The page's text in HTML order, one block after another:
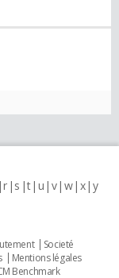
r s t u v w x y
Societé
Mentions légales
Benchmark